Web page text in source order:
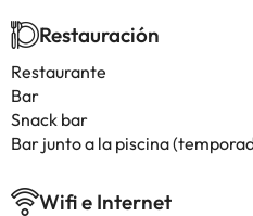
Restauración
Restaurante
Bar
Snack bar
Bar junto a la piscina
Wifi e Internet